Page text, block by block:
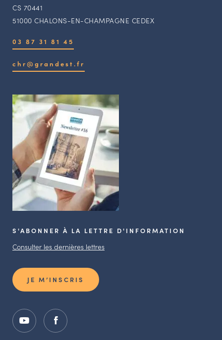
CS 70441
51000 CHALONS-EN-CHAMPAGNE CEDEX
03 87 31 81 45
chr@grandest.fr
S'ABONNER À LA LETTRE D'INFORMATION
Consulter les dernières lettres
JE M’INSCRIS